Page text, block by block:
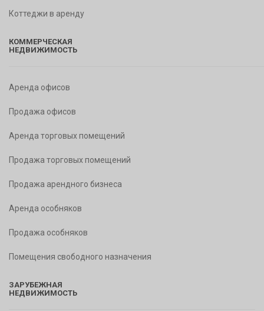
Коттеджи в аренду
КОММЕРЧЕСКАЯ
НЕДВИЖИМОСТЬ
Аренда офисов
Продажа офисов
Аренда торговых помещений
Продажа торговых помещений
Продажа арендного бизнеса
Аренда особняков
Продажа особняков
Помещения свободного назначения
ЗАРУБЕЖНАЯ
НЕДВИЖИМОСТЬ